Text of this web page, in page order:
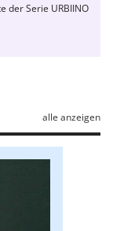
der Serie URBIINO
alle anzeigen